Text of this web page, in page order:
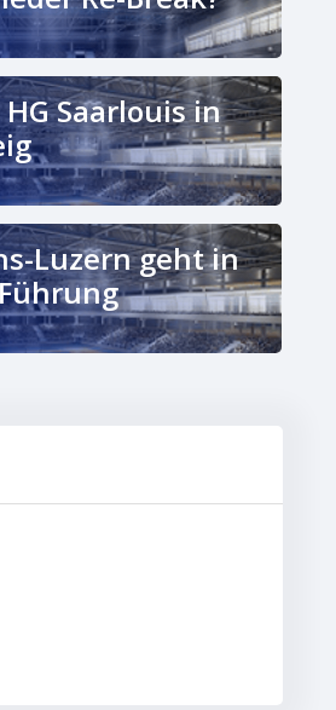
Saarlouis in
Luzern geht in